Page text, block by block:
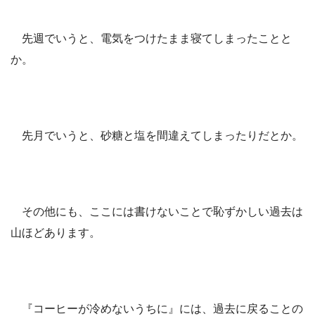
先週でいうと、電気をつけたまま寝てしまったことと
か。
先月でいうと、砂糖と塩を間違えてしまったりだとか。
その他にも、ここには書けないことで恥ずかしい過去は
山ほどあります。
『コーヒーが冷めないうちに』には、過去に戻ることの